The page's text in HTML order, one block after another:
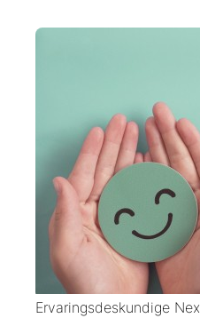
Ervaringsdeskundige